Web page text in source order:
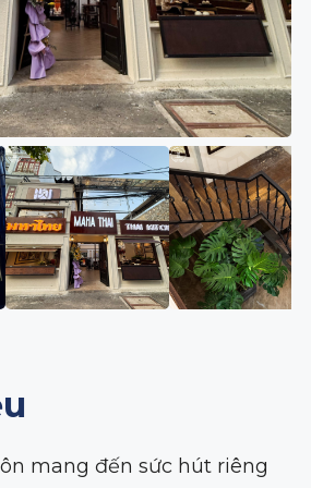
mang đến sức hút riêng